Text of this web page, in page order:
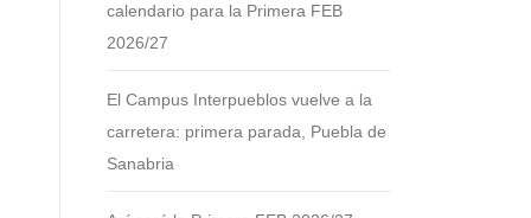
calendario para la Primera FEB
2026/27
El Campus Interpueblos vuelve a la
carretera: primera parada, Puebla de
Sanabria